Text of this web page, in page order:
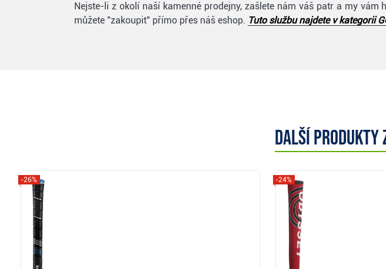
Nejste-li z okolí naší kamenné prodejny, zašlete nám váš patr a my
můžete "zakoupit" přímo přes náš eshop. Tuto službu najdete v kategorii
Další produkty
-26% -24%